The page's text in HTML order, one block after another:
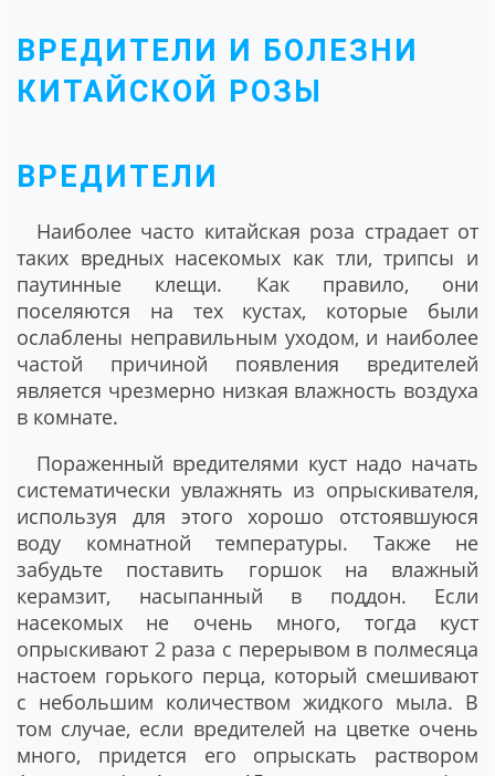
ВРЕДИТЕЛИ И БОЛЕЗНИ
КИТАЙСКОЙ РОЗЫ
ВРЕДИТЕЛИ
Наиболее часто китайская роза страдает от
таких вредных насекомых как тли, трипсы и
паутинные клещи. Как правило, они
поселяются на тех кустах, которые были
ослаблены неправильным уходом, и наиболее
частой причиной появления вредителей
является чрезмерно низкая влажность воздуха
в комнате.
Пораженный вредителями куст надо начать
систематически увлажнять из опрыскивателя,
используя для этого хорошо отстоявшуюся
воду комнатной температуры. Также не
забудьте поставить горшок на влажный
керамзит, насыпанный в поддон. Если
насекомых не очень много, тогда куст
опрыскивают 2 раза с перерывом в полмесяца
настоем горького перца, который смешивают
с небольшим количеством жидкого мыла. В
том случае, если вредителей на цветке очень
много, придется его опрыскать раствором